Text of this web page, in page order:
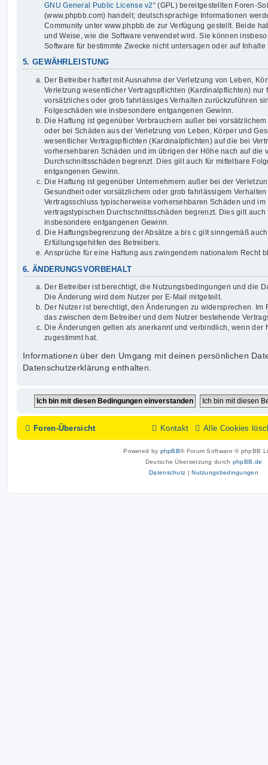
GNU General Public License v2“ (GPL) bereitgestellten Foren-
(www.phpbb.com) handelt; deutschsprachige Informationen
Community unter www.phpbb.de zur Verfügung gestellt. Beide
und Weise, wie die Software verwendet wird. Sie können
Software für bestimmte Zwecke nicht untersagen oder auf
5. GEWÄHRLEISTUNG
Der Betreiber haftet mit Ausnahme der Verletzung von Leben,
Verletzung wesentlicher Vertragspflichten (Kardinalpflichten) nur
vorsätzliches oder grob fahrlässiges Verhalten zurückzuführen
Folgeschäden wie insbesondere entgangenen Gewinn.
Die Haftung ist gegenüber Verbrauchern außer bei
oder bei Schäden aus der Verletzung von Leben, Körper und
wesentlicher Vertragspflichten (Kardinalpflichten) auf die bei
vorhersehbaren Schäden und im übrigen der Höhe nach auf die
Durchschnittsschäden begrenzt. Dies gilt auch für mittelbare
entgangenen Gewinn.
Die Haftung ist gegenüber Unternehmern außer bei der
Gesundheit oder vorsätzlichem oder grob fahrlässigem
Vertragsschluss typischerweise vorhersehbaren Schäden und
vertragstypischen Durchschnittsschäden begrenzt. Dies gilt
insbesondere entgangenen Gewinn.
Die Haftungsbegrenzung der Absätze a bis c gilt sinngemäß
Erfüllungsgehilfen des Betreibers.
Ansprüche für eine Haftung aus zwingendem nationalem Recht
6. ÄNDERUNGSVORBEHALT
Der Betreiber ist berechtigt, die Nutzungsbedingungen und die
Die Änderung wird dem Nutzer per E-Mail mitgeteilt.
Der Nutzer ist berechtigt, den Änderungen zu widersprechen. Im
das zwischen dem Betreiber und dem Nutzer bestehende
Die Änderungen gelten als anerkannt und verbindlich, wenn der
zugestimmt hat.
Informationen über den Umgang mit deinen persönlichen
Datenschutzerklärung enthalten.
Foren-Übersicht Alle Cookies
Kontakt
Powered by phpBB® Forum Software © phpBB
Deutsche Übersetzung durch phpBB.de
Datenschutz |Nutzungsbedingungen